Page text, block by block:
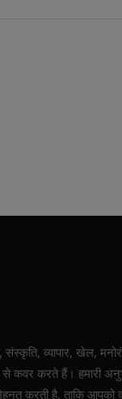
संस्कृति, व्यापार, खेल,
से कवर करते हैं। हमारी
करती है, ताकि आपको